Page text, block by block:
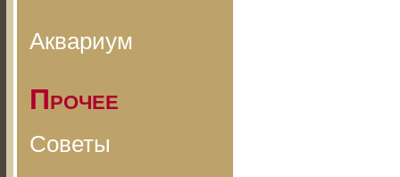
Аквариум
Прочее
Советы